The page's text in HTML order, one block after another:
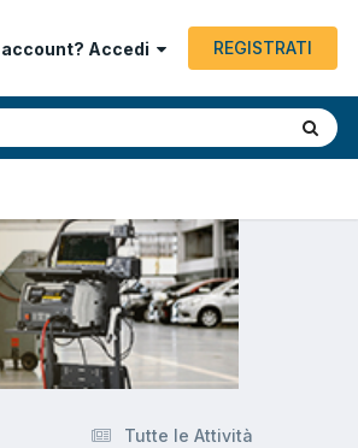
account? Accedi REGISTRATI
Tutte le Attività